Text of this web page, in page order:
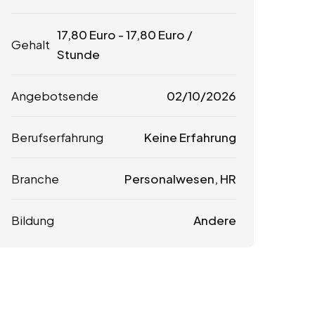
Gehalt
17,80 Euro -17,80 Euro /
Stunde
Angebotsende 02/10/2026
Berufserfahrung Keine Erfahrung
Branche Personalwesen, HR
Bildung Andere